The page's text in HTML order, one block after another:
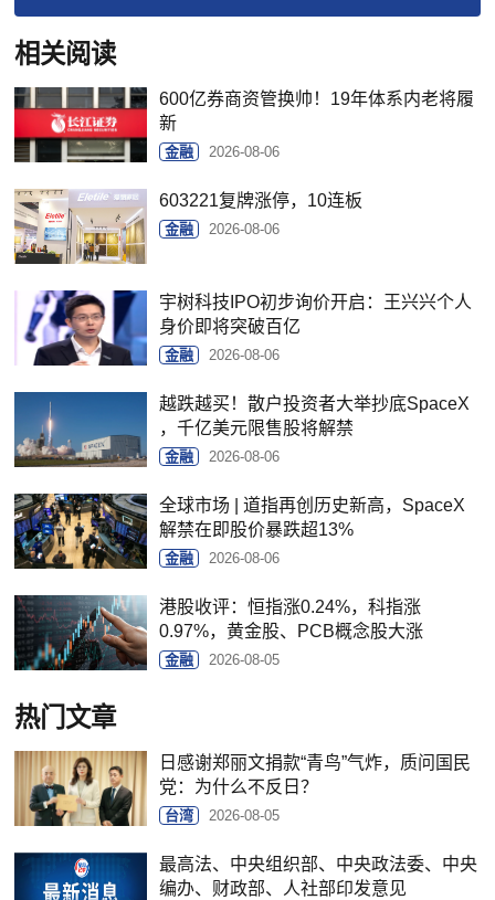
相关阅读
600亿券商资管换帅！19年体系内老将履
新
金融 2026-08-06
603221复牌涨停，10连板
金融 2026-08-06
宇树科技IPO初步询价开启：王兴兴个人
身价即将突破百亿
金融 2026-08-06
越跌越买！散户投资者大举抄底SpaceX
，千亿美元限售股将解禁
金融 2026-08-06
全球市场 | 道指再创历史新高，SpaceX
解禁在即股价暴跌超13%
金融 2026-08-06
港股收评：恒指涨0.24%，科指涨
0.97%，黄金股、PCB概念股大涨
金融 2026-08-05
热门文章
日感谢郑丽文捐款“青鸟”气炸，质问国民
党：为什么不反日？
台湾 2026-08-05
最高法、中央组织部、中央政法委、中央
编办、财政部、人社部印发意见